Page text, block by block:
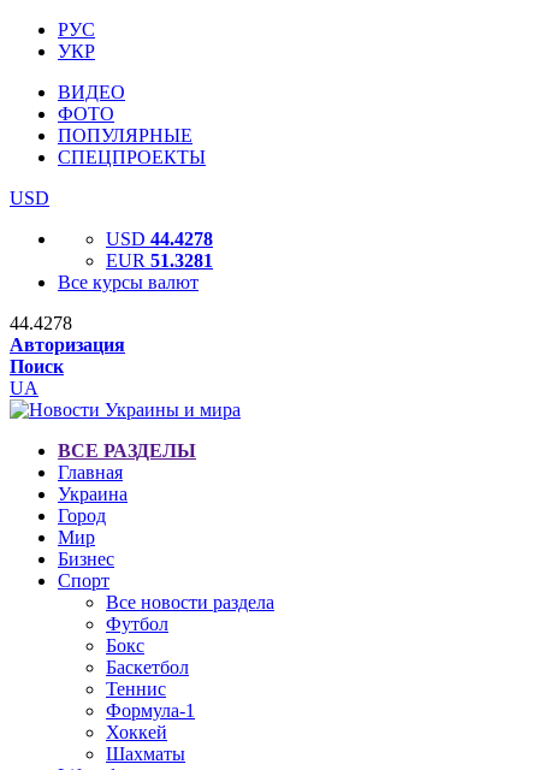
РУС
УКР
ВИДЕО
ФОТО
ПОПУЛЯРНЫЕ
СПЕЦПРОЕКТЫ
USD
USD 44.4278
EUR 51.3281
Все курсы валют
44.4278
Авторизация
Поиск
UA
ВСЕ РАЗДЕЛЫ
Главная
Украина
Город
Мир
Бизнес
Спорт
Все новости раздела
Футбол
Бокс
Баскетбол
Теннис
Формула-1
Хоккей
Шахматы